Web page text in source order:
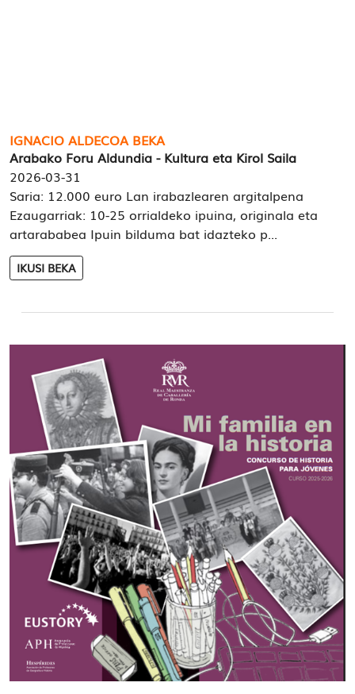
IGNACIO ALDECOA BEKA
Arabako Foru Aldundia - Kultura eta Kirol Saila
2026-03-31
Saria: 12.000 euro Lan irabazlearen argitalpena
Ezaugarriak: 10-25 orrialdeko ipuina, originala eta
artarababea Ipuin bilduma bat idazteko p...
IKUSI BEKA